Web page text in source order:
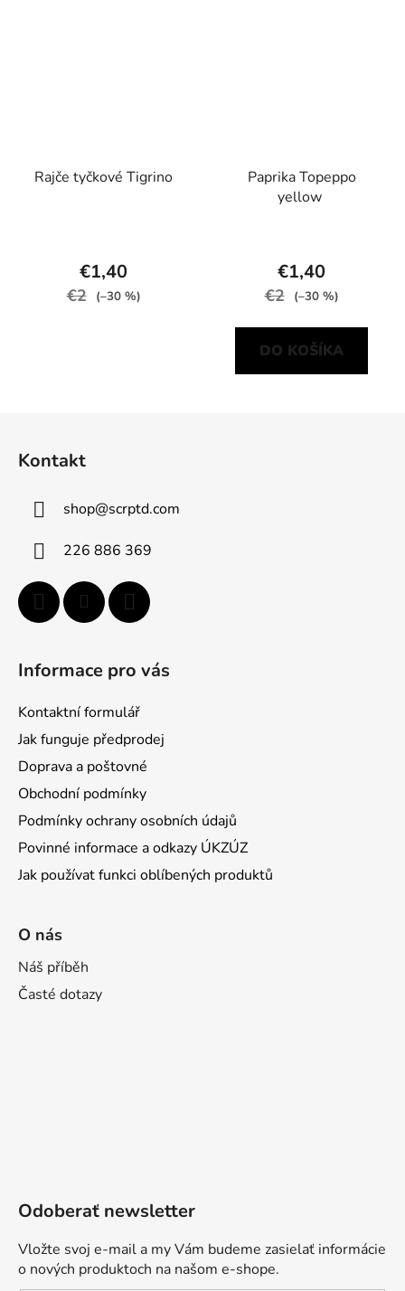
Rajče tyčkové Tigrino
€1,40
€2 (–30 %)
Paprika Topeppo
yellow
€1,40
€2 (–30 %)
DO KOŠÍKA
Kontakt
shop@scrptd.com
226 886 369
Informace pro vás
Kontaktní formulář
Jak funguje předprodej
Doprava a poštovné
Obchodní podmínky
Podmínky ochrany osobních údajů
Povinné informace a odkazy ÚKZÚZ
Jak používat funkci oblíbených produktů
O nás
Náš příběh
Časté dotazy
Odoberať newsletter
Vložte svoj e-mail a my Vám budeme zasielať informácie
o nových produktoch na našom e-shope.